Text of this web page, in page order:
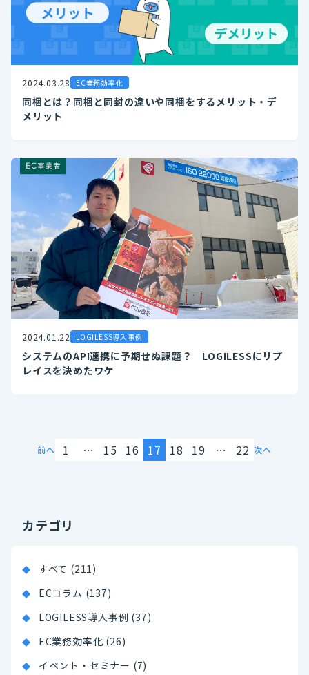
2024.03.28 EC業務効率化
同梱とは？同梱と同封の違いや同梱をするメリット・デ
メリット
2024.01.22 LOGILESS導入事例
システムのAPI連携に予期せぬ課題？ LOGILESSにリプ
レイスを決めたワケ
前へ 1 … 15 16 17 18 19 … 22 次へ
カテゴリ
すべて (211)
ECコラム (137)
LOGILESS導入事例 (37)
EC業務効率化 (26)
イベント・セミナー (7)